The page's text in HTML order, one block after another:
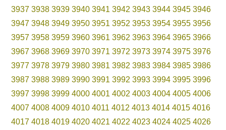
3937 3938 3939 3940 3941 3942 3943 3944 3945 3946
3947 3948 3949 3950 3951 3952 3953 3954 3955 3956
3957 3958 3959 3960 3961 3962 3963 3964 3965 3966
3967 3968 3969 3970 3971 3972 3973 3974 3975 3976
3977 3978 3979 3980 3981 3982 3983 3984 3985 3986
3987 3988 3989 3990 3991 3992 3993 3994 3995 3996
3997 3998 3999 4000 4001 4002 4003 4004 4005 4006
4007 4008 4009 4010 4011 4012 4013 4014 4015 4016
4017 4018 4019 4020 4021 4022 4023 4024 4025 4026